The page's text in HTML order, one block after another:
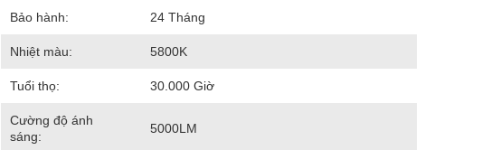
Bảo hành: 24 Tháng
Nhiệt màu: 5800K
Tuổi thọ: 30.000 Giờ
Cường độ ánh
sáng:
5000LM